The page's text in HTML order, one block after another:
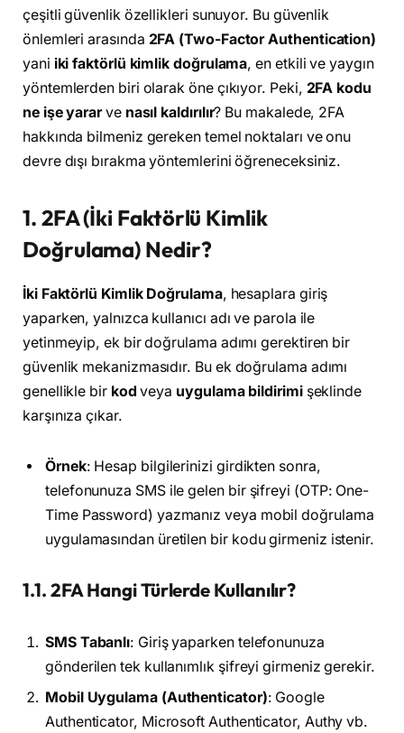
çeşitli güvenlik özellikleri sunuyor. Bu güvenlik
önlemleri arasında 2FA (Two-Factor Authentication)
yani iki faktörlü kimlik doğrulama, en etkili ve yaygın
yöntemlerden biri olarak öne çıkıyor. Peki, 2FA kodu
ne işe yararve nasıl kaldırılır? Bu makalede, 2FA
hakkında bilmeniz gereken temel noktaları ve onu
devre dışı bırakma yöntemlerini öğreneceksiniz.
1. 2FA (İki Faktörlü Kimlik
Doğrulama) Nedir?
İki Faktörlü Kimlik Doğrulama, hesaplara giriş
yaparken, yalnızca kullanıcı adı ve parola ile
yetinmeyip, ek bir doğrulama adımı gerektiren bir
güvenlik mekanizmasıdır. Bu ek doğrulama adımı
genellikle bir kod veya uygulama bildirimişeklinde
karşınıza çıkar.
Örnek: Hesap bilgilerinizi girdikten sonra,
telefonunuza SMS ile gelen bir şifreyi (OTP: One-
Time Password) yazmanız veya mobil doğrulama
uygulamasından üretilen bir kodu girmeniz istenir.
1.1. 2FA Hangi Türlerde Kullanılır?
SMS Tabanlı: Giriş yaparken telefonunuza
gönderilen tek kullanımlık şifreyi girmeniz gerekir.
Mobil Uygulama (Authenticator): Google
Authenticator, Microsoft Authenticator, Authy vb.